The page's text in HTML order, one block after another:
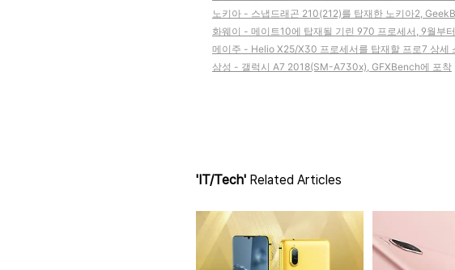
노키아 - 스냅드래곤 210(212)를 탑재한 노키아2,
화웨이 - 메이트10에 탑재될 기린 970 프로세서, 9월부
메이주 - Helio X25/X30 프로세서를 탑재할 프로7 상세
삼성 - 갤럭시 A7 2018(SM-A730x), GFXBench에 포착
'IT/Tech' Related Articles